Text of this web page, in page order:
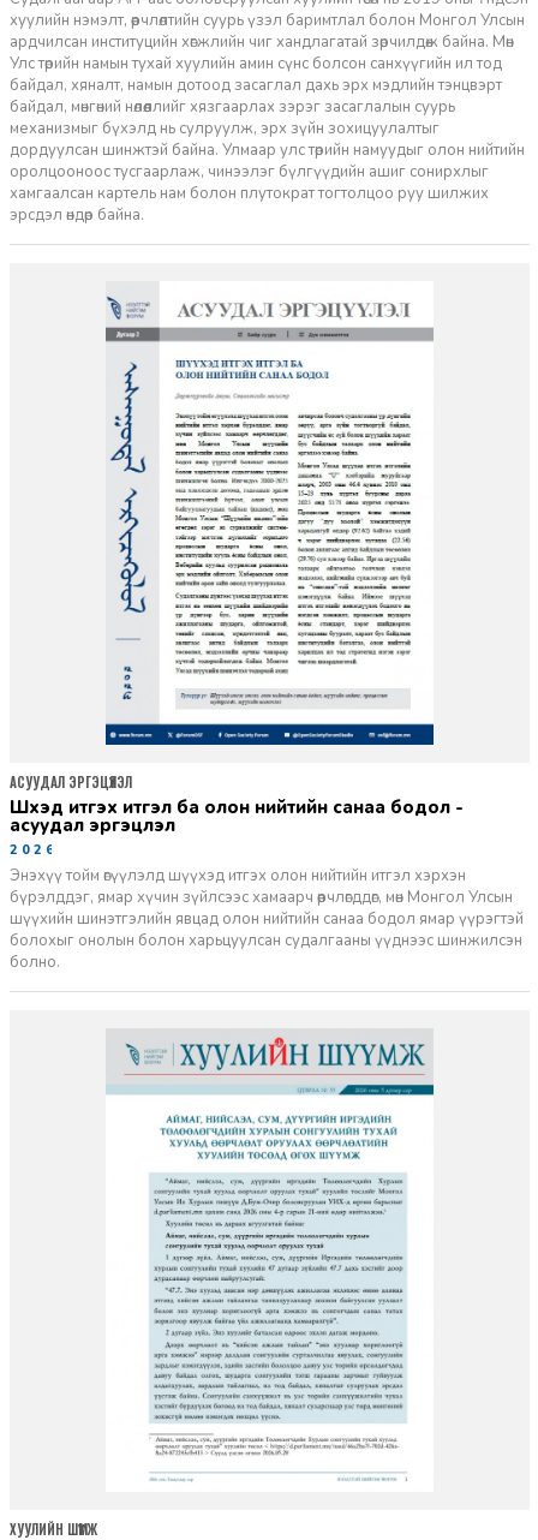
хуулийн нэмэлт, өөрчлөлтийн суурь үзэл баримтлал болон Монгол Улсын
ардчилсан институцийн хөгжлийн чиг хандлагатай зөрчилдөж байна. Мөн
Улс төрийн намын тухай хуулийн амин сүнс болсон санхүүгийн ил тод
байдал, хяналт, намын дотоод засаглал дахь эрх мэдлийн тэнцвэрт
байдал, мөнгөний нөлөөллийг хязгаарлах зэрэг засаглалын суурь
механизмыг бүхэлд нь сулруулж, эрх зүйн зохицуулалтыг
дордуулсан шинжтэй байна. Улмаар улс төрийн намуудыг олон нийтийн
оролцооноос тусгаарлаж, чинээлэг бүлгүүдийн ашиг сонирхлыг
хамгаалсан картель нам болон плутократ тогтолцоо руу шилжих
эрсдэл өндөр байна.
шүүхэд итгэх итгэл ба олон нийтийн санаа бодол -
асуудал эргэцүүлэл
2026-06-11
Энэхүү тойм өгүүлэлд шүүхэд итгэх олон нийтийн итгэл хэрхэн
бүрэлддэг, ямар хүчин зүйлсээс хамаарч өөрчлөгддөг, мөн Монгол Улсын
шүүхийн шинэтгэлийн явцад олон нийтийн санаа бодол ямар үүрэгтэй
болохыг онолын болон харьцуулсан судалгааны үүднээс шинжилсэн
болно.
АСУУДАЛ ЭРГЭЦҮҮЛЭЛ
ХУУЛИЙН ШҮҮМЖ